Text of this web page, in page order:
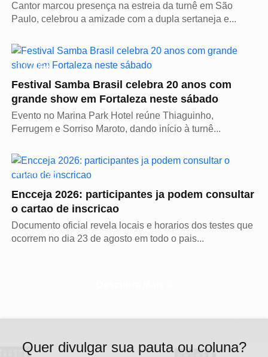
Cantor marcou presença na estreia da turnê em São
Paulo, celebrou a amizade com a dupla sertaneja e...
CULTURA
Festival Samba Brasil celebra 20 anos com
grande show em Fortaleza neste sábado
Evento no Marina Park Hotel reúne Thiaguinho,
Ferrugem e Sorriso Maroto, dando início à turnê...
EDUCAÇÃO
Encceja 2026: participantes ja podem consultar
o cartao de inscricao
Documento oficial revela locais e horarios dos testes que
ocorrem no dia 23 de agosto em todo o pais...
Quer divulgar sua pauta ou coluna?